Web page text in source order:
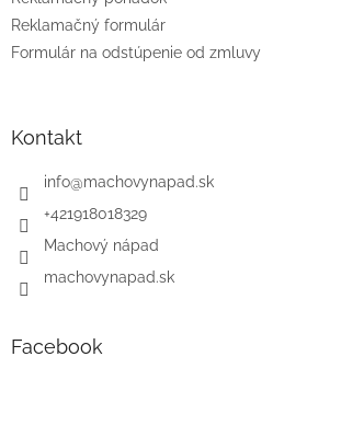
Reklamačný formulár
Formulár na odstúpenie od zmluvy
Kontakt
info@machovynapad.sk
+421918018329
Machový nápad
machovynapad.sk
Facebook